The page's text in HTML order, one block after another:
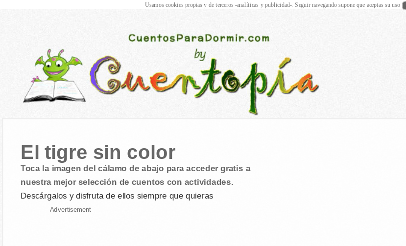
El tigre sin color
Toca la imagen del cálamo de abajo para acceder gratis a
nuestra mejor selección de cuentos con actividades.
Descárgalos y disfruta de ellos siempre que quieras
Advertisement
Usamos cookies propias y de terceros -analíticas y publicidad-. Seguir navegando supone que aceptas su uso